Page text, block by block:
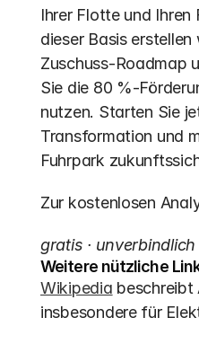
Ihrer Flotte und
dieser Basis
Zuschuss-Roadmap
Sie die 80 %-
nutzen. Starten Sie
Transformation und
Fuhrpark
Zur kostenlosen
gratis ·
Weitere nützliche
Wikipedia beschreibt
insbesondere für